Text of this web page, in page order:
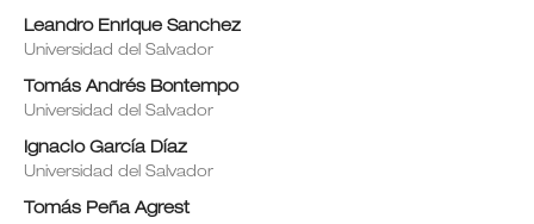
Leandro Enrique Sanchez
Universidad del Salvador
Tomás Andrés Bontempo
Universidad del Salvador
Ignacio García Díaz
Universidad del Salvador
Tomás Peña Agrest